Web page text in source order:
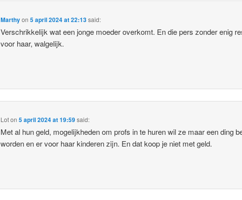
Marthyon5 april 2024 at 22:13said:
Verschrikkelijk wat een jonge moeder overkomt. En die pers zonder enig
voor haar, walgelijk.
Loton5 april 2024 at 19:59said:
Met al hun geld, mogelijkheden om profs in te huren wil ze maar een ding
worden en er voor haar kinderen zijn. En dat koop je niet met geld.